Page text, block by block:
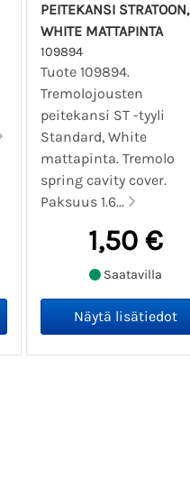
PEITEKANSI STRATOON,
WHITE MATTAPINTA
109894
Tuote 109894.
Tremolojousten
peitekansi ST -tyyli
Standard, White
mattapinta. Tremolo
spring cavity cover.
Paksuus 1.6...
1,50 €
Saatavilla